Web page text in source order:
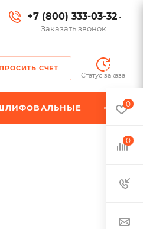
+7 (800) 333-03-32
Заказать звонок
СЧЕТ
Статус заказа
0
0